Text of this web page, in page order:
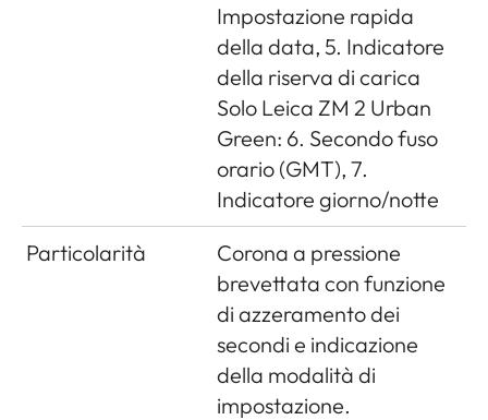
Impostazione rapida
della data, 5. Indicatore
della riserva di carica
Solo Leica ZM 2 Urban
Green: 6. Secondo fuso
orario (GMT), 7.
Indicatore giorno/notte
Particolarità
Corona a pressione
brevettata con funzione
di azzeramento dei
secondi e indicazione
della modalità di
impostazione.